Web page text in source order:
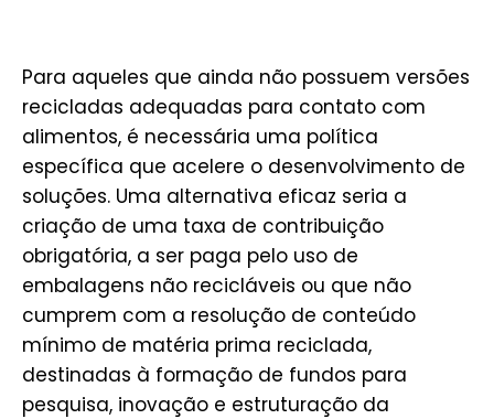
Para aqueles que ainda não possuem versões
recicladas adequadas para contato com
alimentos, é necessária uma política
específica que acelere o desenvolvimento de
soluções. Uma alternativa eficaz seria a
criação de uma taxa de contribuição
obrigatória, a ser paga pelo uso de
embalagens não recicláveis ou que não
cumprem com a resolução de conteúdo
mínimo de matéria prima reciclada,
destinadas à formação de fundos para
pesquisa, inovação e estruturação da